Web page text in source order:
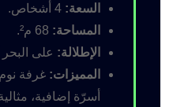
السعة:
المساحة:
الإطلالة: على البحر
المميزات: غرفة
أسرّة إضافية،